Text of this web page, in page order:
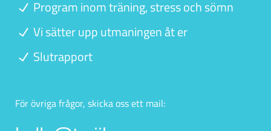
Program inom träning, stress och sömn
Vi sätter upp utmaningen åt er
Slutrapport
För övriga frågor, skicka oss ett mail: